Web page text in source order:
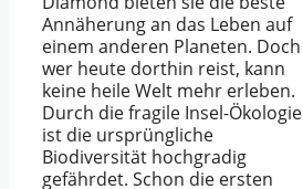
Annäherung an das Leben auf
einem anderen Planeten. Doch
wer heute dorthin reist, kann
keine heile Welt mehr erleben.
Durch die fragile Insel-Ökologie
ist die ursprüngliche
Biodiversität hochgradig
gefährdet. Schon die ersten